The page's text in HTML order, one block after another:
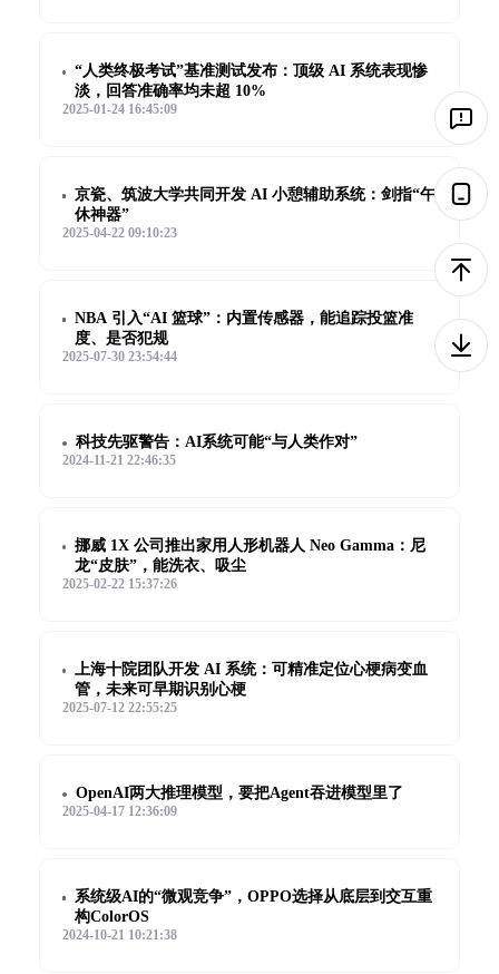
“人类终极考试”基准测试发布：顶级 AI 系统表现惨
淡，回答准确率均未超 10%
2025-01-24 16:45:09
京瓷、筑波大学共同开发 AI 小憩辅助系统：剑指“午
休神器”
2025-04-22 09:10:23
NBA 引入“AI 篮球”：内置传感器，能追踪投篮准
度、是否犯规
2025-07-30 23:54:44
科技先驱警告：AI系统可能“与人类作对”
2024-11-21 22:46:35
挪威 1X 公司推出家用人形机器人 Neo Gamma：尼
龙“皮肤”，能洗衣、吸尘
2025-02-22 15:37:26
上海十院团队开发 AI 系统：可精准定位心梗病变血
管，未来可早期识别心梗
2025-07-12 22:55:25
OpenAI两大推理模型，要把Agent吞进模型里了
2025-04-17 12:36:09
系统级AI的“微观竞争”，OPPO选择从底层到交互重
构ColorOS
2024-10-21 10:21:38